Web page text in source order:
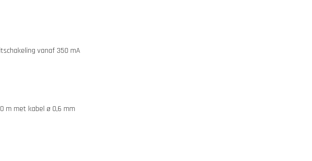
vanaf 350 mA
m met kabel ø 0,6 mm